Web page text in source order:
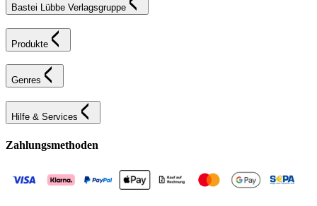
Bastei Lübbe Verlagsgruppe
Produkte
Genres
Hilfe & Services
Zahlungsmethoden